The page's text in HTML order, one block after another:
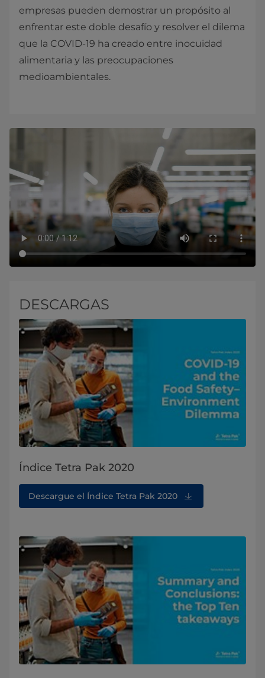
empresas pueden demostrar un propósito al
enfrentar este doble desafío y resolver el dilema
que la COVID-19 ha creado entre inocuidad
alimentaria y las preocupaciones
medioambientales.
DESCARGAS
Índice Tetra Pak 2020
Descargue el Índice Tetra Pak 2020